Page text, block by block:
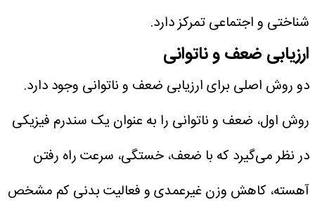
شناختی و اجتماعی تمرکز دارد.
ارزیابی ضعف و ناتوانی
دو روش اصلی برای ارزیابی ضعف و ناتوانی وجود دارد.
روش اول، ضعف و ناتوانی را به عنوان یک سندرم فیزیکی
در نظر می‌گیرد که با ضعف، خستگی، سرعت راه رفتن
آهسته، کاهش وزن غیرعمدی و فعالیت بدنی کم مشخص